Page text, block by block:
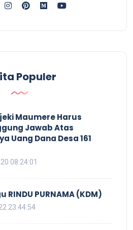
Populer
Maumere Harus
Jawab Atas
Uang Dana Desa 161
08:24:01
RINDU PURNAMA (KDM)
23:44:54